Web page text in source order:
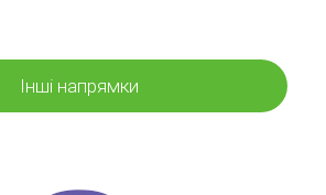
Інші напрямки